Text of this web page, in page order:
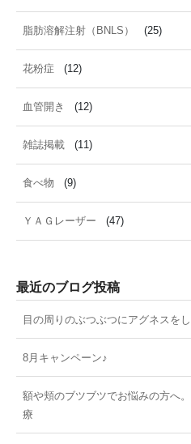
脂肪溶解注射（BNLS） (25)
花粉症 (12)
血管開き (12)
雑誌掲載 (11)
食べ物 (9)
ＹＡＧレーザー (47)
最近のブログ投稿
目の周りのぶつぶつにアグネスを
8月キャンペーン♪
額や頬のブツブツでお悩みの方へ
療